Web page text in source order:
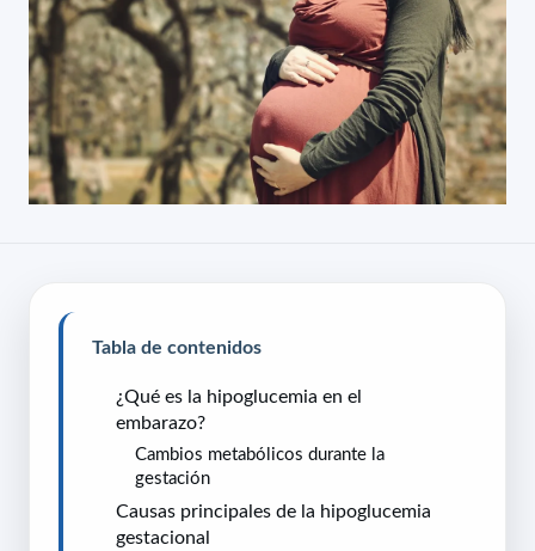
Tabla de contenidos
¿Qué es la hipoglucemia en el
embarazo?
Cambios metabólicos durante la
gestación
Causas principales de la hipoglucemia
gestacional